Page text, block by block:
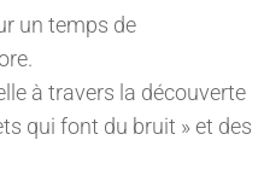
un temps de
à travers la découverte
qui font du bruit » et des